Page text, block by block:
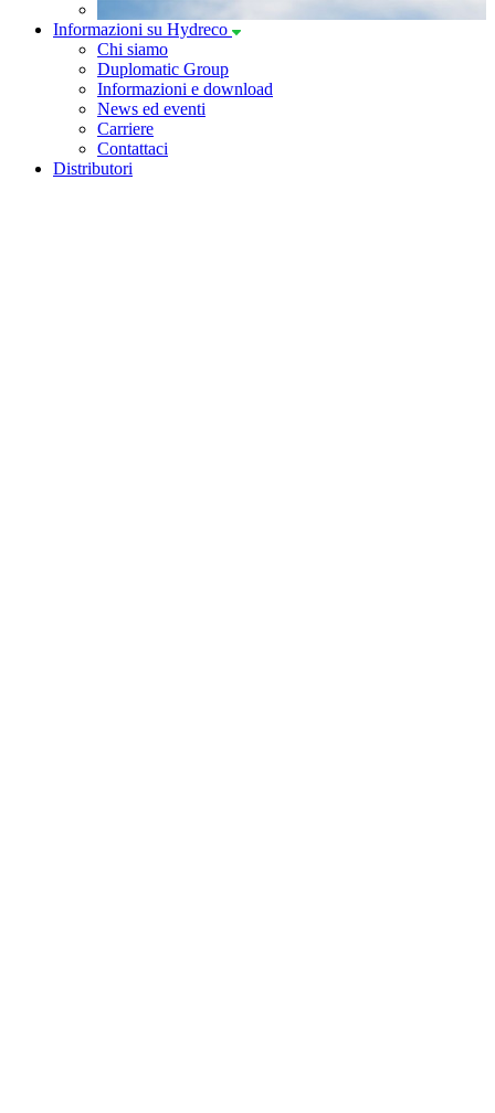
Informazioni su Hydreco
Chi siamo
Duplomatic Group
Informazioni e download
News ed eventi
Carriere
Contattaci
Distributori